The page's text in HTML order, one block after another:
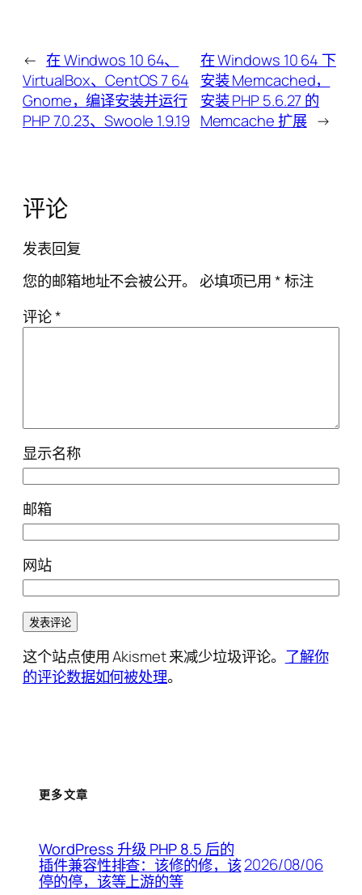
← 在 Windwos 10 64、
VirtualBox、CentOS 7 64
Gnome，编译安装并运行
PHP 7.0.23、Swoole 1.9.19
在 Windows 10 64 下
安装 Memcached，
安装 PHP 5.6.27 的
Memcache 扩展 →
评论
发表回复
您的邮箱地址不会被公开。 必填项已用*标注
评论*
显示名称
邮箱
网站
这个站点使用 Akismet 来减少垃圾评论。 了解你
的评论数据如何被处理。
更多文章
WordPress 升级 PHP 8.5 后的
插件兼容性排查：该修的修，该
停的停，该等上游的等
2026/08/06